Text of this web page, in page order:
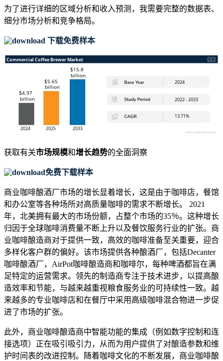
为了进行详细的区域分析和收入预测，我需要完整的数据表、
细分市场分析和竞争格局。
下载免费样本
获取有关市场规模和增长趋势的全面洞察
免费下载样本
商业咖啡酿酒厂市场的增长显着增长，这是由于咖啡店，餐馆
和办公室等各种场所对高质量咖啡的需求不断增长。 2021
年，北美拥有最大的市场份额，占整个市场的35％。这种增长
归因于全球咖啡消费量不断上升以及餐饮服务行业的扩张。商
业咖啡酿造商对于提供一致，高效的咖啡准备至关重要，迎合
多样化客户群的偏好。该市场提供各种酿酒厂，包括Decanter
咖啡酿酒厂，AirPot咖啡酿造商和咖啡尔，每种啤酒都旨在满
足特定的运营需求。领先的制造商专注于技术进步，以提高酿
造效率和节能，与越来越重视粮食服务业的可持续性一致。越
来越多的专业咖啡店和在餐厅中采用高级咖啡混合物进一步促
进了市场的扩张。
此外，商业咖啡酿造商中智能功能的集成（例如数字控制和连
接选项）正在吸引吸引力，从而为用户提供了对酿造参数和维
护时间表的改进控制。随着咖啡文化的不断发展，商业咖啡酿